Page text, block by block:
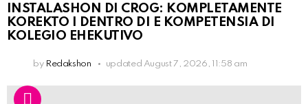
INSTALASHON DI CROG: KOMPLETAMENTE
KOREKTO I DENTRO DI E KOMPETENSIA DI
KOLEGIO EHEKUTIVO
by Redakshon updated August 7, 2026, 11:58 am